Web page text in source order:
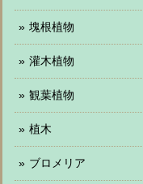
塊根植物
灌木植物
観葉植物
植木
ブロメリア